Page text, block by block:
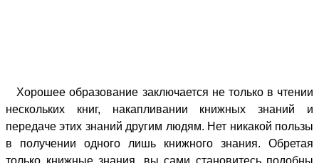
Хорошее образование заключается не только в чтении
нескольких книг, накапливании книжных знаний и
передаче этих знаний другим людям. Нет никакой пользы
в получении одного лишь книжного знания. Обретая
только книжные знания, вы сами становитесь подобны